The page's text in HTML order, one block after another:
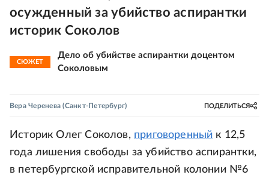
осужденный за убийство аспирантки
историк Соколов
СЮЖЕТ
Дело об убийстве аспирантки доцентом
Соколовым
Вера Черенева (Санкт-Петербург) ПОДЕЛИТЬСЯ
Историк Олег Соколов, приговоренный к 12,5
года лишения свободы за убийство аспирантки,
в петербургской исправительной колонии №6